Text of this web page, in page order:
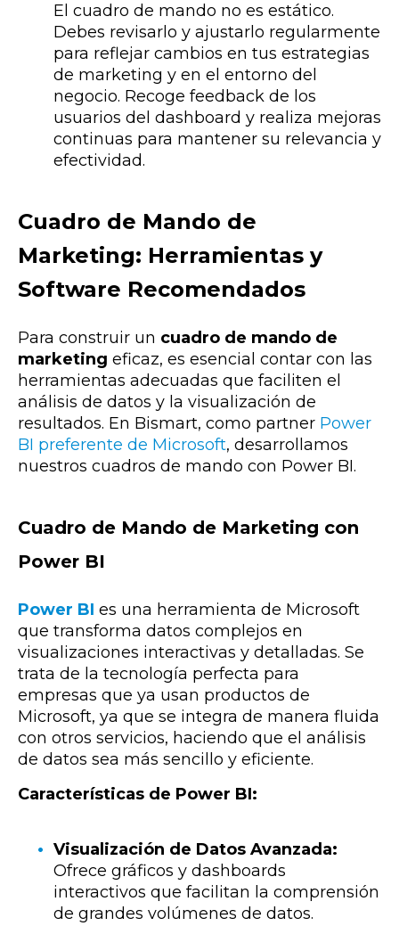
El cuadro de mando no es estático.
Debes revisarlo y ajustarlo regularmente
para reflejar cambios en tus estrategias
de marketing y en el entorno del
negocio. Recoge feedback de los
usuarios del dashboard y realiza mejoras
continuas para mantener su relevancia y
efectividad.
Cuadro de Mando de
Marketing: Herramientas y
Software Recomendados
Para construir un cuadro de mando de
marketing eficaz, es esencial contar con las
herramientas adecuadas que faciliten el
análisis de datos y la visualización de
resultados. En Bismart, como partner Power
BI preferente de Microsoft, desarrollamos
nuestros cuadros de mando con Power BI.
Cuadro de Mando de Marketing con
Power BI
Power BI es una herramienta de Microsoft
que transforma datos complejos en
visualizaciones interactivas y detalladas. Se
trata de la tecnología perfecta para
empresas que ya usan productos de
Microsoft, ya que se integra de manera fluida
con otros servicios, haciendo que el análisis
de datos sea más sencillo y eficiente.
Características de Power BI:
Visualización de Datos Avanzada:
Ofrece gráficos y dashboards
interactivos que facilitan la comprensión
de grandes volúmenes de datos.